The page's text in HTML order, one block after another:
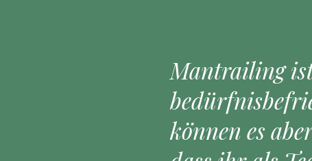
Mantrailing
können es